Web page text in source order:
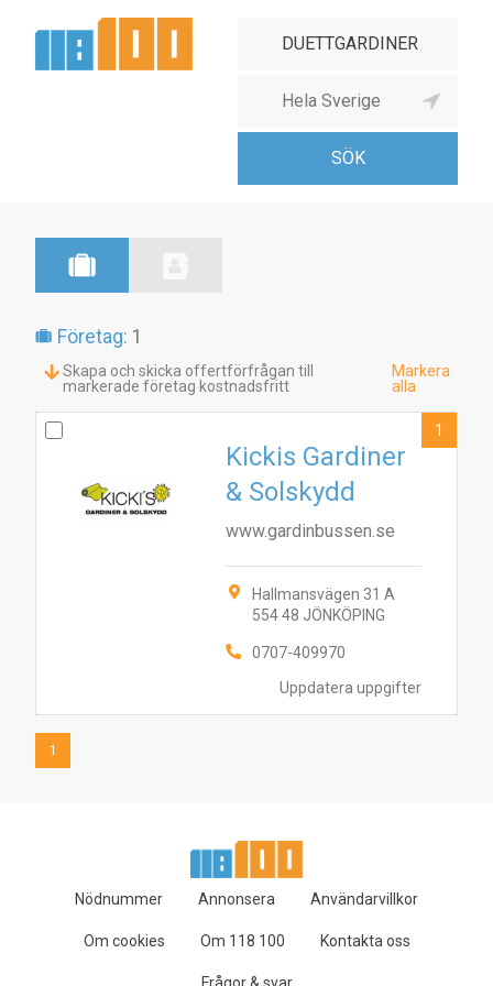
Företag: 1
Skapa och skicka offertförfrågan till
markerade företag kostnadsfritt
Markera
alla
Uppdatera uppgifter
Kickis Gardiner
& Solskydd
www.gardinbussen.se
Hallmansvägen 31 A
554 48 JÖNKÖPING
0707-409970
1
1
Nödnummer Annonsera Användarvillkor
Om cookies Om 118 100 Kontakta oss